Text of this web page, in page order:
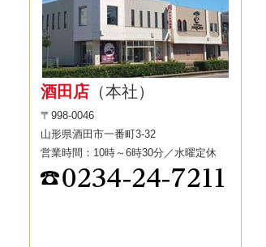
酒田店 （本社）
〒998-0046
山形県酒田市一番町3-32
営業時間：10時～6時30分／水曜定休